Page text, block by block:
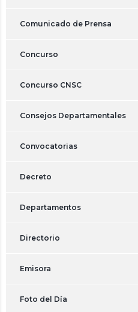
Comunicado de Prensa
Concurso
Concurso CNSC
Consejos Departamentales
Convocatorias
Decreto
Departamentos
Directorio
Emisora
Foto del Día